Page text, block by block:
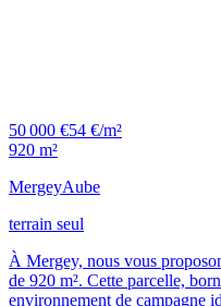
50 000 €54 €/m²
920 m²
MergeyAube
terrain seul
À Mergey, nous vous
de 920 m². Cette parcelle,
environnement de campagne